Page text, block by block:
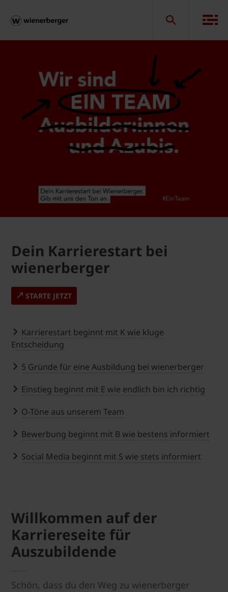
Dein Karrierestart bei
wienerberger
STARTE JETZT
Karrierestart beginnt mit K wie kluge
Entscheidung
5 Gründe für eine Ausbildung bei wienerberger
Einstieg beginnt mit E wie endlich bin ich richtig
O-Töne aus unserem Team
Bewerbung beginnt mit B wie bestens informiert
Social Media beginnt mit S wie stets informiert
Willkommen auf der
Karriereseite für
Auszubildende
Schön, dass du den Weg zu wienerberger